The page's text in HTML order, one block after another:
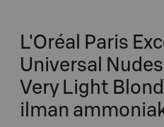
L'Oréal Paris
Universal
Very Light
ilman